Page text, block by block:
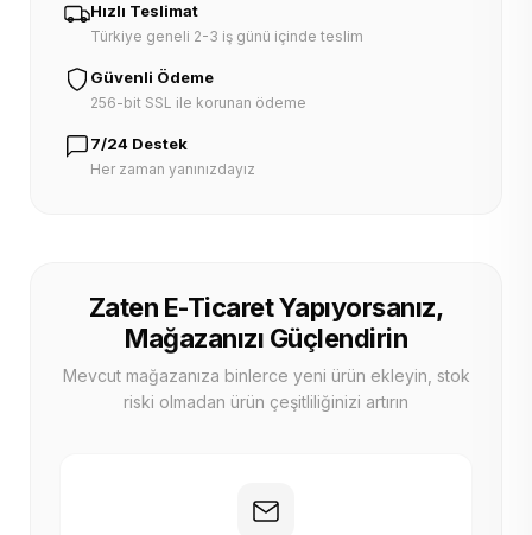
Hızlı Teslimat
Türkiye geneli 2-3 iş günü içinde teslim
Güvenli Ödeme
256-bit SSL ile korunan ödeme
7/24 Destek
Her zaman yanınızdayız
Zaten E-Ticaret Yapıyorsanız,
Mağazanızı Güçlendirin
Mevcut mağazanıza binlerce yeni ürün ekleyin, stok
riski olmadan ürün çeşitliliğinizi artırın